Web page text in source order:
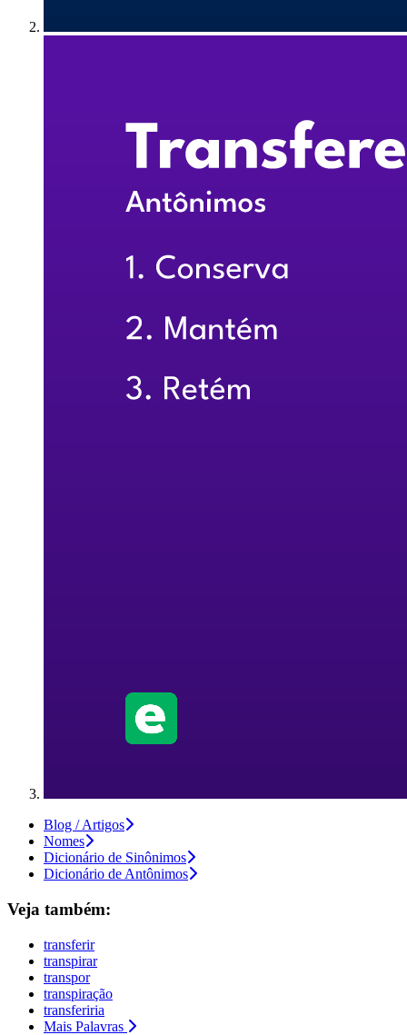
Blog / Artigos
Nomes
Dicionário de Sinônimos
Dicionário de Antônimos
Veja também:
transferir
transpirar
transpor
transpiração
transferiria
Mais Palavras